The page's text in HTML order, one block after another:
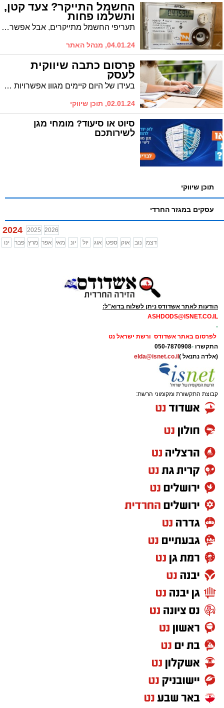
החשמל התייקר? צעד קטן,
ותשלמו פחות
תעריפי החשמל מתייקרים, אבל אפשר לשלם פחות. מומחה הכלכלה שחר וולף עם טיפ שיסייע לנו לשלם פחות בסעיף החשמל
04.01.24, מנהל האתר
פרסום כתבה שיווקית
לעסק
בעידן של היום קיימים מגוון אפשרויות פרסום העסק רשתות חברתיות, אתרי אינטרנט ועוד. בין אם אתם עסק גדול או קטן כולם צריכים פרסום והנעה של לקוחות, לאחרונה ישנה מגמה שהולכת וגדלה ומנצחת את כל הפלטפורמות הפרסומיות והיא רכישת כתבה תוכן שיווקית . בה תוכלו להגיע לקהל ממוקד ולהרוויח לידים בעלות מזערית
02.01.24, תוכן שיווקי
סיוט או סיעוד? מומחי מגן
לשירותכם
תוכן שיווקי
עסקים במגזר החרדי
2024 2025 2026
ינו
פבר מרץ אפר מאי יונ יול אוג ספט אוק נוב דצמ
הודעות לאתר אשדודס ניתן לשלוח בדוא"ל:
ASHDODS@ISNET.CO.IL
-
לפרסום באתר אשדודס ורשת ישראל נט
התקשרו -
050-7870908
(אלדה נתנאל ) elda@isnet.co.il
קבוצת התקשורת ומקומוני הרשת: